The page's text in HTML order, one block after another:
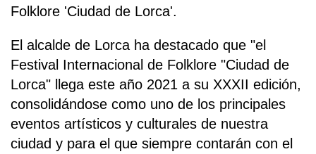
Folklore 'Ciudad de Lorca'.
El alcalde de Lorca ha destacado que "el
Festival Internacional de Folklore "Ciudad de
Lorca" llega este año 2021 a su XXXII edición,
consolidándose como uno de los principales
eventos artísticos y culturales de nuestra
ciudad y para el que siempre contarán con el